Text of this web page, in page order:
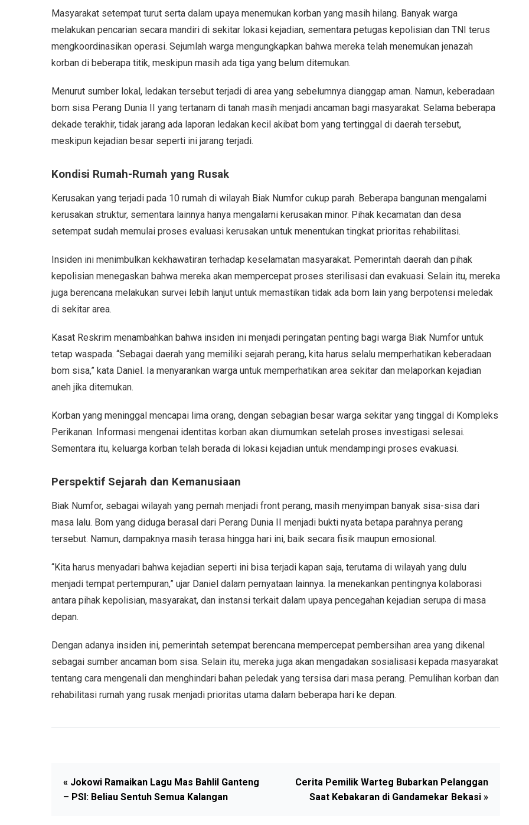
Masyarakat setempat turut serta dalam upaya menemukan korban yang masih hilang. Banyak warga
melakukan pencarian secara mandiri di sekitar lokasi kejadian, sementara petugas kepolisian dan TNI terus
mengkoordinasikan operasi. Sejumlah warga mengungkapkan bahwa mereka telah menemukan jenazah
korban di beberapa titik, meskipun masih ada tiga yang belum ditemukan.
Menurut sumber lokal, ledakan tersebut terjadi di area yang sebelumnya dianggap aman. Namun, keberadaan
bom sisa Perang Dunia II yang tertanam di tanah masih menjadi ancaman bagi masyarakat. Selama beberapa
dekade terakhir, tidak jarang ada laporan ledakan kecil akibat bom yang tertinggal di daerah tersebut,
meskipun kejadian besar seperti ini jarang terjadi.
Kondisi Rumah-Rumah yang Rusak
Kerusakan yang terjadi pada 10 rumah di wilayah Biak Numfor cukup parah. Beberapa bangunan mengalami
kerusakan struktur, sementara lainnya hanya mengalami kerusakan minor. Pihak kecamatan dan desa
setempat sudah memulai proses evaluasi kerusakan untuk menentukan tingkat prioritas rehabilitasi.
Insiden ini menimbulkan kekhawatiran terhadap keselamatan masyarakat. Pemerintah daerah dan pihak
kepolisian menegaskan bahwa mereka akan mempercepat proses sterilisasi dan evakuasi. Selain itu, mereka
juga berencana melakukan survei lebih lanjut untuk memastikan tidak ada bom lain yang berpotensi meledak
di sekitar area.
Kasat Reskrim menambahkan bahwa insiden ini menjadi peringatan penting bagi warga Biak Numfor untuk
tetap waspada. “Sebagai daerah yang memiliki sejarah perang, kita harus selalu memperhatikan keberadaan
bom sisa,” kata Daniel. Ia menyarankan warga untuk memperhatikan area sekitar dan melaporkan kejadian
aneh jika ditemukan.
Korban yang meninggal mencapai lima orang, dengan sebagian besar warga sekitar yang tinggal di Kompleks
Perikanan. Informasi mengenai identitas korban akan diumumkan setelah proses investigasi selesai.
Sementara itu, keluarga korban telah berada di lokasi kejadian untuk mendampingi proses evakuasi.
Perspektif Sejarah dan Kemanusiaan
Biak Numfor, sebagai wilayah yang pernah menjadi front perang, masih menyimpan banyak sisa-sisa dari
masa lalu. Bom yang diduga berasal dari Perang Dunia II menjadi bukti nyata betapa parahnya perang
tersebut. Namun, dampaknya masih terasa hingga hari ini, baik secara fisik maupun emosional.
“Kita harus menyadari bahwa kejadian seperti ini bisa terjadi kapan saja, terutama di wilayah yang dulu
menjadi tempat pertempuran,” ujar Daniel dalam pernyataan lainnya. Ia menekankan pentingnya kolaborasi
antara pihak kepolisian, masyarakat, dan instansi terkait dalam upaya pencegahan kejadian serupa di masa
depan.
Dengan adanya insiden ini, pemerintah setempat berencana mempercepat pembersihan area yang dikenal
sebagai sumber ancaman bom sisa. Selain itu, mereka juga akan mengadakan sosialisasi kepada masyarakat
tentang cara mengenali dan menghindari bahan peledak yang tersisa dari masa perang. Pemulihan korban dan
rehabilitasi rumah yang rusak menjadi prioritas utama dalam beberapa hari ke depan.
« Jokowi Ramaikan Lagu Mas Bahlil Ganteng
– PSI: Beliau Sentuh Semua Kalangan
Cerita Pemilik Warteg Bubarkan Pelanggan
Saat Kebakaran di Gandamekar Bekasi »